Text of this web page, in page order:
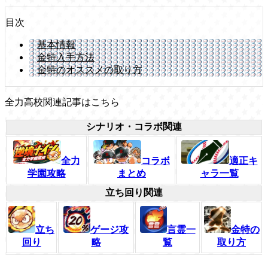
目次
基本情報
金特入手方法
金特のオススメの取り方
全力高校関連記事はこちら
シナリオ・コラボ関連
全力
学園攻略
コラボ
まとめ
適正キ
ャラ一覧
立ち回り関連
立ち
回り
ゲージ攻
略
言霊一
覧
金特の
取り方